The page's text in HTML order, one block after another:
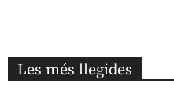
Les més llegides